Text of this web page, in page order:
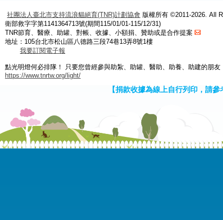
社團法人臺北市支持流浪貓絕育(TNR)計劃協會 版權所有 ©2011-2026. All
衛部救字字第1141364713號(期間115/01/01-115/12/31)
TNR節育、醫療、助罐、對帳、收據、小額捐、贊助或是合作提案
地址：105台北市松山區八德路三段74巷13弄8號1樓
我要訂閱電子報
點光明燈何必排隊！ 只要您曾經參與助紮、助罐、醫助、助養、助建的朋
https://www.tnrtw.org/light/
【捐款收據為線上自行列印，請參